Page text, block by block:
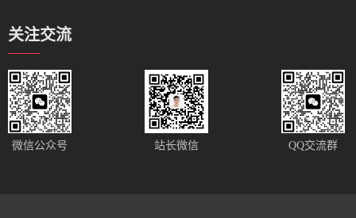
关注交流
微信公众号 站长微信 QQ交流群